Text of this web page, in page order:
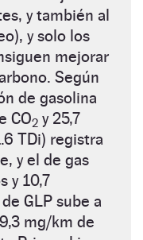
y también al
y solo los
mejorar
Según
de gasolina
CO2 y 25,7
TDi) registra
y el de gas
y 10,7
GLP sube a
mg/km de